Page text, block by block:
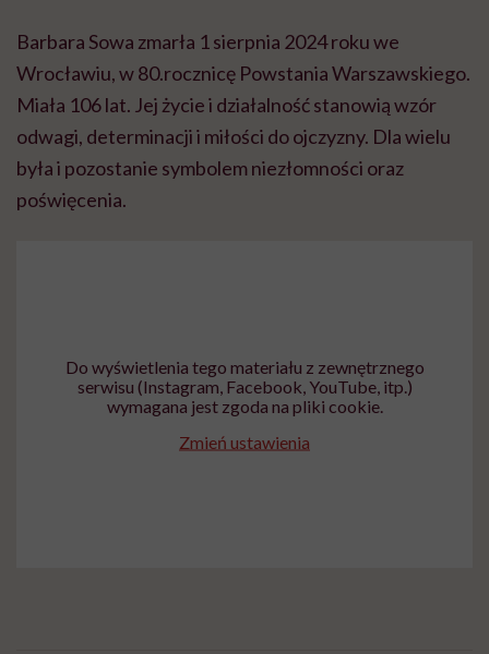
Barbara Sowa zmarła 1 sierpnia 2024 roku we
Wrocławiu, w 80.rocznicę Powstania Warszawskiego.
Miała 106 lat. Jej życie i działalność stanowią wzór
odwagi, determinacji i miłości do ojczyzny. Dla wielu
była i pozostanie symbolem niezłomności oraz
poświęcenia.
Do wyświetlenia tego materiału z zewnętrznego
serwisu (Instagram, Facebook, YouTube, itp.)
wymagana jest zgoda na pliki cookie.
Zmień ustawienia